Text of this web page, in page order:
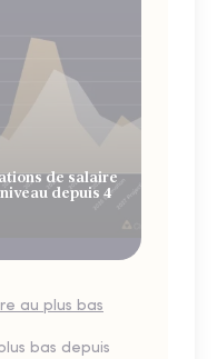
de salaire
depuis 4
au plus bas
bas depuis